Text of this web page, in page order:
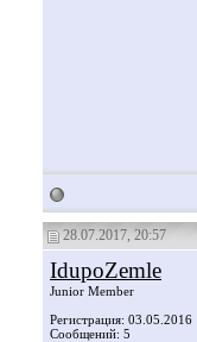
28.07.2017, 20:57
IdupoZemle
Junior Member
Регистрация: 03.05.2016
Сообщений: 5